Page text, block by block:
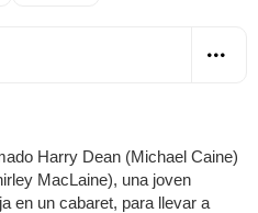
Harry Dean (Michael Caine)
MacLaine), una joven
en un cabaret, para llevar a